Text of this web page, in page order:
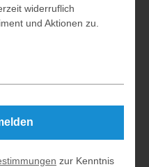
widerruflich
und Aktionen zu.
zur Kenntnis